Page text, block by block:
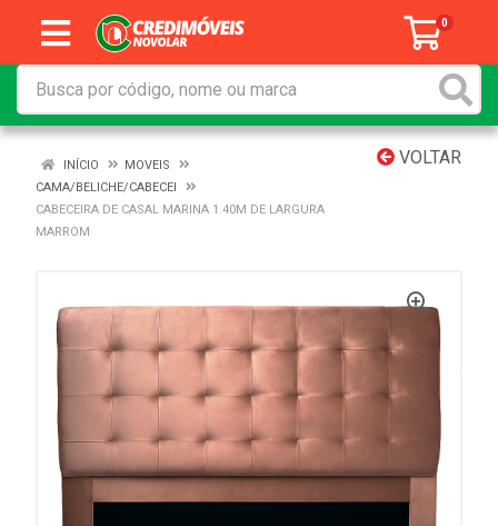
0
VOLTAR
INÍCIO
MOVEIS
CAMA/BELICHE/CABECEI
CABECEIRA DE CASAL MARINA 1.40M DE LARGURA
MARROM